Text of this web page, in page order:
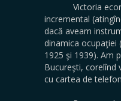
Victoria
incremental
dacă aveam
dinamica ocupaţiei
1925 şi 1939). Am
Bucureşti, corelînd
cu cartea de telefon